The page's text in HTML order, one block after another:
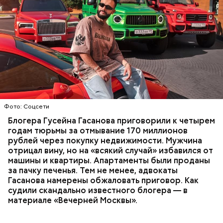
Фото: Соцсети
Блогера Гусейна Гасанова приговорили к четырем
годам тюрьмы за отмывание 170 миллионов
рублей через покупку недвижимости. Мужчина
отрицал вину, но на «всякий случай» избавился от
машины и квартиры. Апартаменты были проданы
за пачку печенья. Тем не менее, адвокаты
Гасанова намерены обжаловать приговор. Как
судили скандально известного блогера — в
материале «Вечерней Москвы».
В мае 2025 года МВД РФ объявило в
международный розыскблогера Гусейна Гасанова.
В его отношении возбудили уголовное дело о
неуплате налогов и легализации преступных
доходов в особо крупном размере. В тот же день
мужчину заочно арестовали.
Фото: База розыска МВД РФ
НАЛОГИ ПОИСК ЛЮДЕЙ ДЕНЬГИ
МВД
ГАСАН ГУСЕЙНОВ
Молодого человека задержали. На первом же
допросе он признался, что планировал отравить
только отчима. Тогда следователи посчитали, что
мотивом преступления была квартира родителей,
которая в случае их смерти перешла бы сыну. Но
спустя несколько дней Миссюра заявил, что ранее
уже травил других людей.